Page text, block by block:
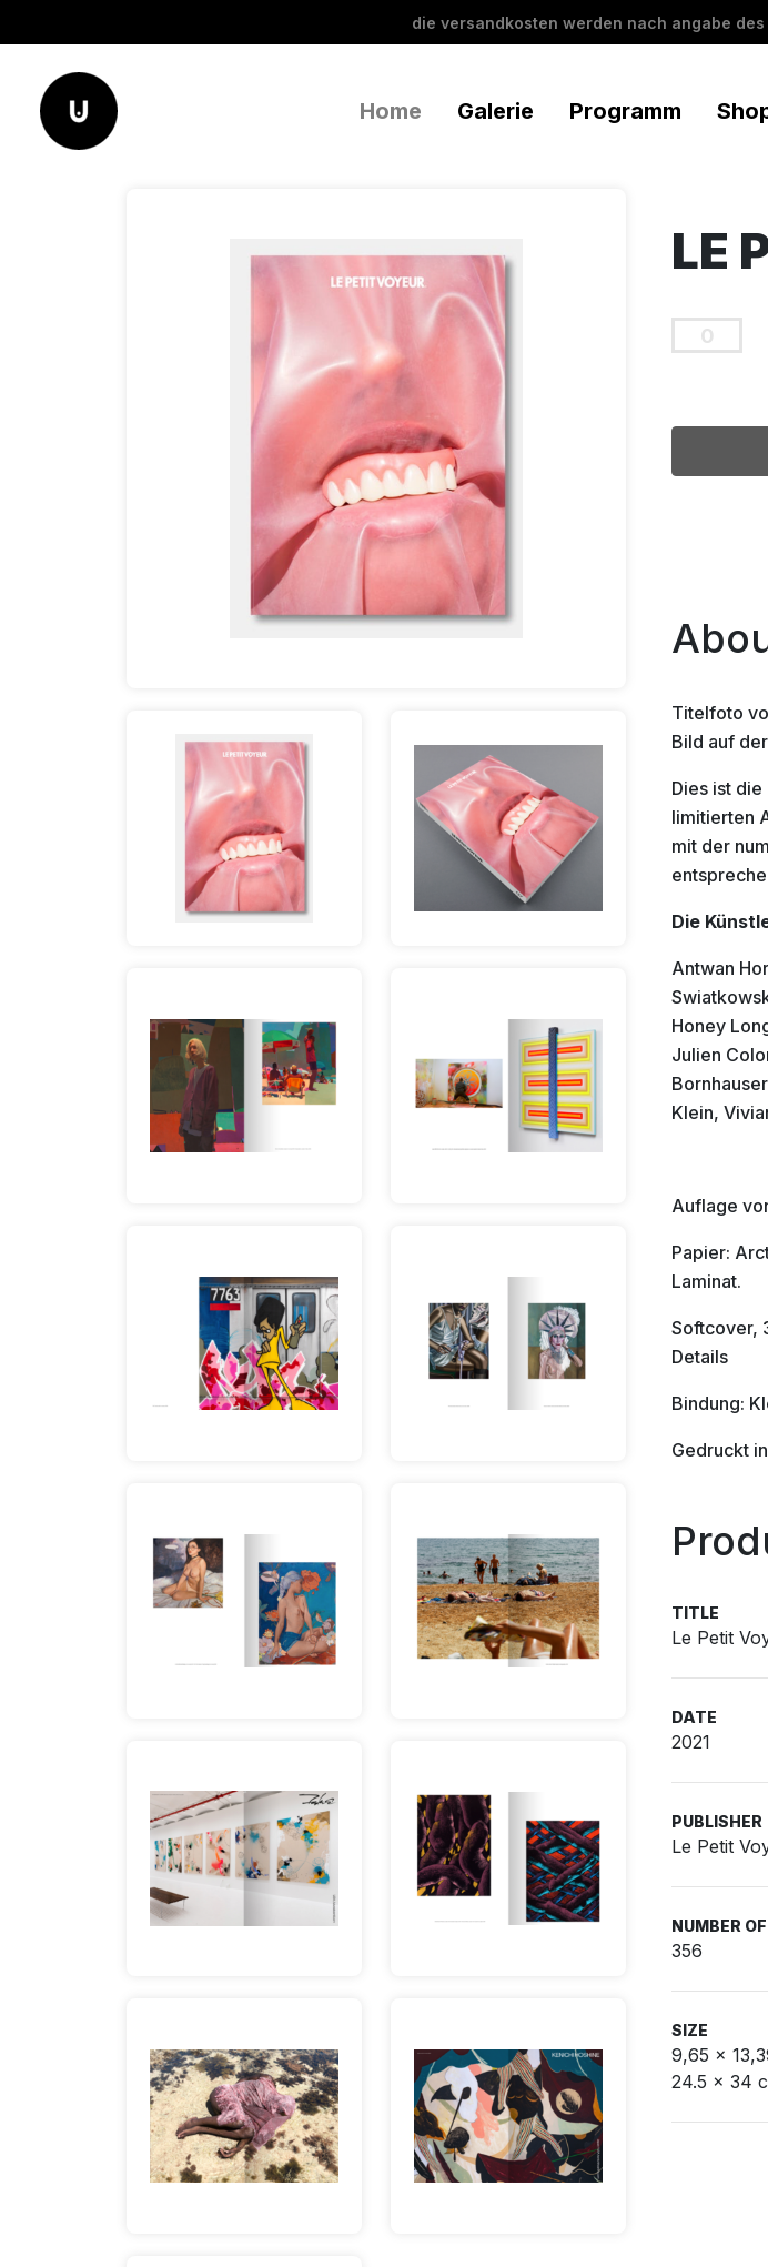
die versandkosten werden nach angabe
Home Galerie Programm
LE
Titelfoto
Bild auf
Dies ist
limitierten
mit der
Die
Antwan
Honey
Julien
Klein,
Auflage
Papier:
Laminat.
Softcover,
Details
Bindung:
Gedruckt
TITLE
Le Petit
DATE
2021
PUBLISHER
Le Petit
NUMBER
356
SIZE
9,65 x
24.5 x 34